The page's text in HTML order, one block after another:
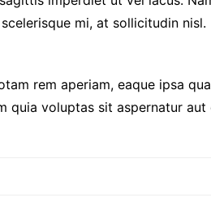
mi, at sollicitudin nisl.
rem aperiam, eaque ipsa
quia voluptas sit aspernatur aut